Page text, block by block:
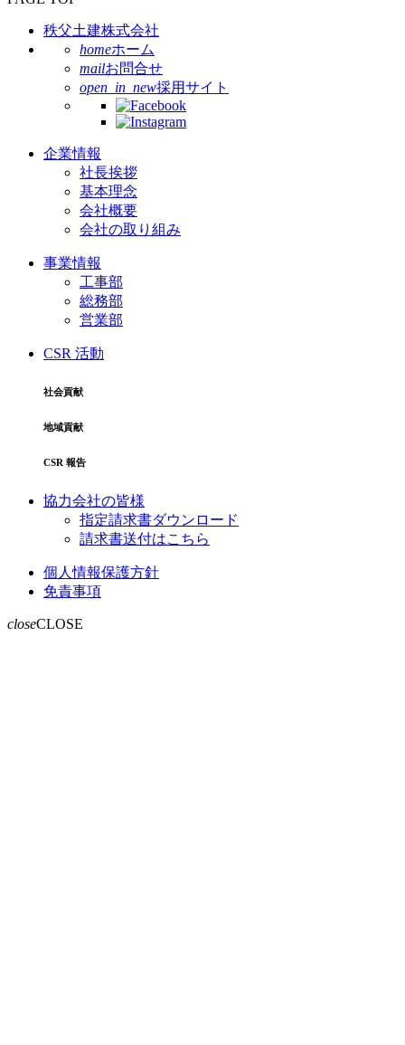
秩父土建株式会社
homeホーム
mailお問合せ
open_in_new採用サイト
企業情報
社長挨拶
基本理念
会社概要
会社の取り組み
事業情報
工事部
総務部
営業部
CSR 活動
社会貢献
地域貢献
CSR 報告
協力会社の皆様
指定請求書ダウンロード
請求書送付はこちら
個人情報保護方針
免責事項
closeCLOSE